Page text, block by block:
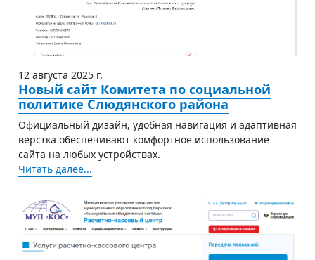
12 августа 2025 г.
Новый сайт Комитета по социальной
политике Слюдянского района
Официальный дизайн, удобная навигация и адаптивная
верстка обеспечивают комфортное использование
сайта на любых устройствах.
Читать далее...